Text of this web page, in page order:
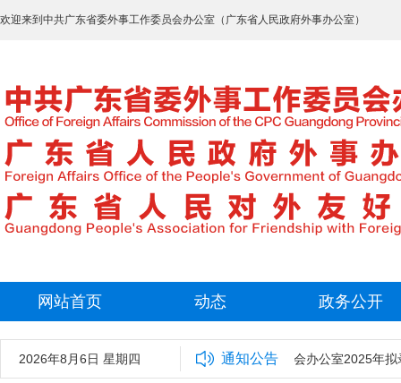
欢迎来到中共广东省委外事工作委员会办公室（广东省人民政府外事办公室）
网站首页 动态 政务公开
2026年8月6日 星期四 通知公告
中共广东省委外事工作委员会办公室2025年拟